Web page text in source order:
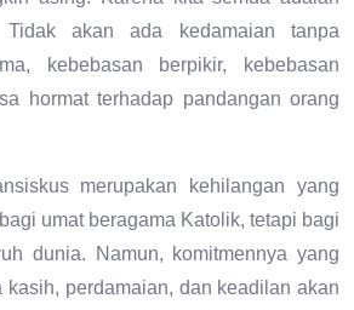
Tidak akan ada kedamaian tanpa
kebebasan berpikir, kebebasan
hormat terhadap pandangan orang
merupakan kehilangan yang
umat beragama Katolik, tetapi bagi
dunia. Namun, komitmennya yang
kasih, perdamaian, dan keadilan akan